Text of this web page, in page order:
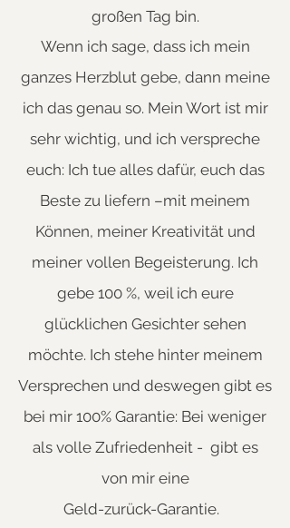
großen Tag bin.
​Wenn ich sage, dass ich mein
ganzes Herzblut gebe, dann meine
ich das genau so. Mein Wort ist mir
sehr wichtig, und ich verspreche
euch: Ich tue alles dafür, euch das
Beste zu liefern –mit meinem
Können, meiner Kreativität und
meiner vollen Begeisterung. Ich
gebe 100 %, weil ich eure
glücklichen Gesichter sehen
möchte. Ich stehe hinter meinem
Versprechen und deswegen gibt es
bei mir 100% Garantie: Bei weniger
als volle Zufriedenheit - gibt es
von mir eine
Geld-zurück-Garantie.